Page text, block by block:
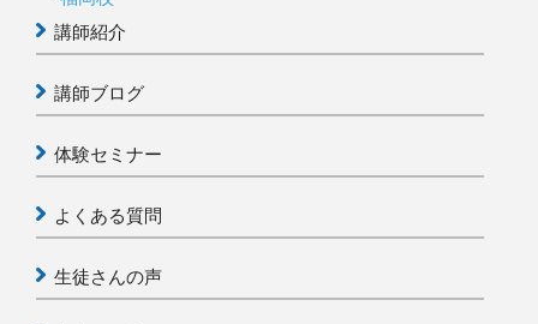
講師紹介
講師ブログ
体験セミナー
よくある質問
生徒さんの声